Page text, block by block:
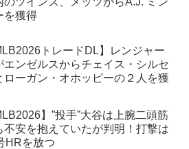
を獲得
トレードDL】レンジャー
エンゼルスからチェイス・シルセ
ローガン・オホッピーの２人を獲
】”投手”大谷は上腕二頭筋
不安を抱えていたが判明！打撃は
HRを放つ